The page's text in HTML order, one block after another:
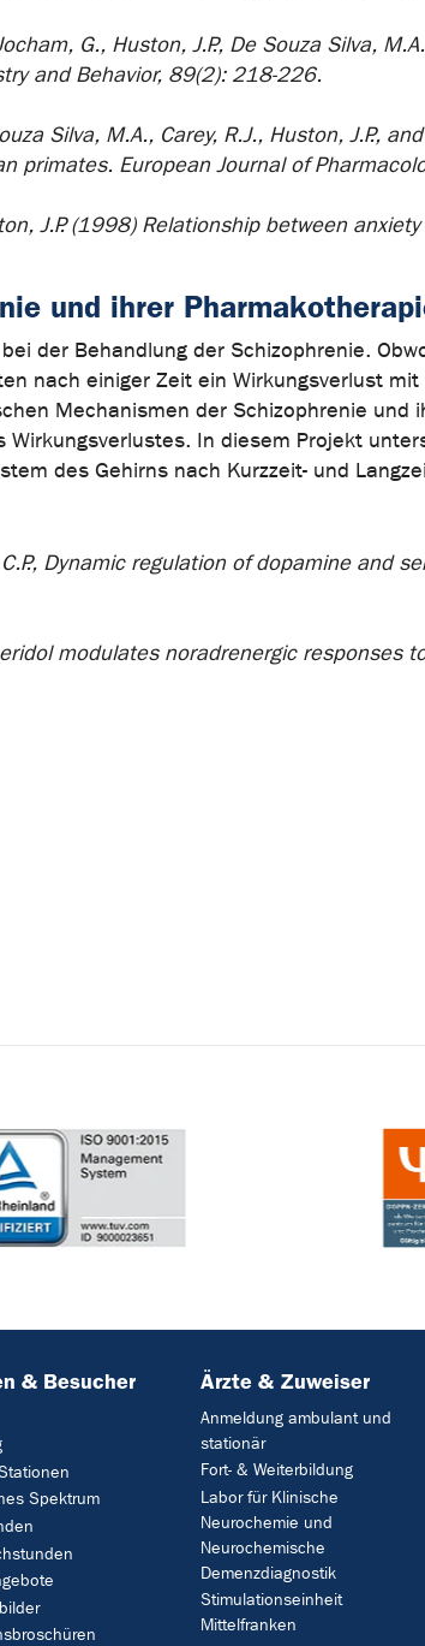
G., Huston, J.P., De Souza Silva,
and Behavior, 89(2): 218-226.
Silva, M.A., Carey, R.J., Huston, J.P.,
primates. European Journal of
J.P. (1998) Relationship between
und ihrer
der Behandlung der Schizophrenie.
nach einiger Zeit ein Wirkungsverlust
Mechanismen der Schizophrenie
In diesem Projekt
des Gehirns nach Kurzzeit- und
Dynamic regulation of dopamine and
modulates noradrenergic
& Besucher
Spektrum
Ärzte & Zuweiser
Anmeldung ambulant und
stationär
Fort- & Weiterbildung
Labor für Klinische
Neurochemie und
Neurochemische
Demenzdiagnostik
Stimulationseinheit
Mittelfranken